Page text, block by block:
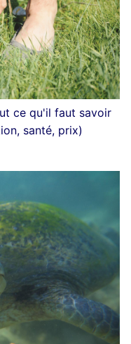
ce qu'il faut savoir
santé, prix)